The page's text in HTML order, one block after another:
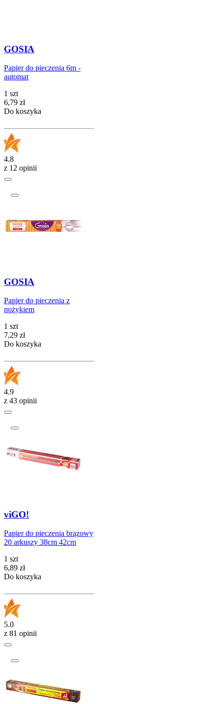
GOSIA
Papier do pieczenia 6m -
automat
1 szt
Cena
6,79 zł
Do koszyka
4.8
z 12 opinii
GOSIA
Papier do pieczenia z
nożykiem
1 szt
Cena
7,29 zł
Do koszyka
4.9
z 43 opinii
viGO!
Papier do pieczenia brązowy
20 arkuszy 38cm 42cm
1 szt
Cena
6,89 zł
Do koszyka
5.0
z 81 opinii